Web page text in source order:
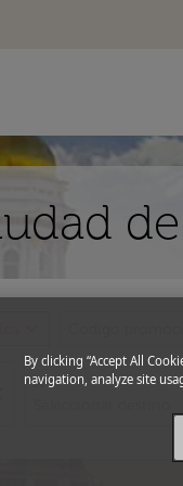
A
By clicking “Accept All
navigation, analyze site